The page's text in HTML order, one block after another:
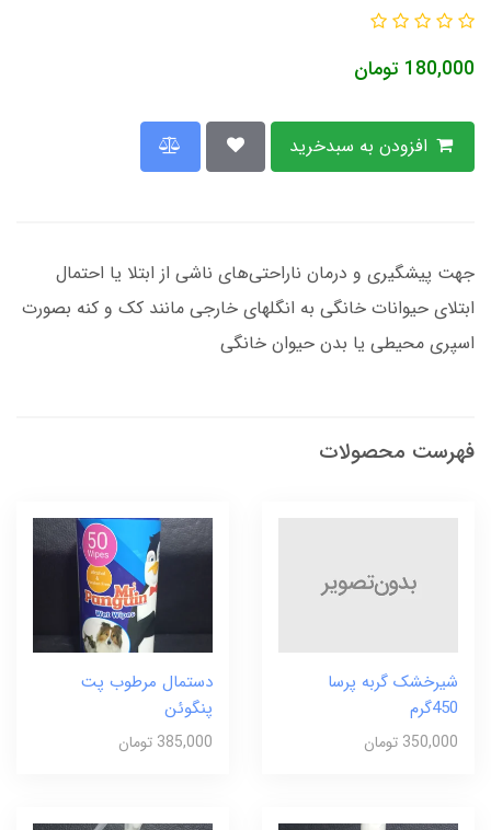
180,000 تومان
جهت پیشگیری و درمان ناراحتی‌های ناشی از ابتلا یا احتمال
ابتلای حیوانات خانگی به انگلهای خارجی مانند کک و کنه بصورت
اسپری محیطی یا بدن حیوان خانگی
فهرست محصولات
شیرخشک گربه پرسا
450گرم
350,000 تومان
دستمال مرطوب پت
پنگوئن
385,000 تومان